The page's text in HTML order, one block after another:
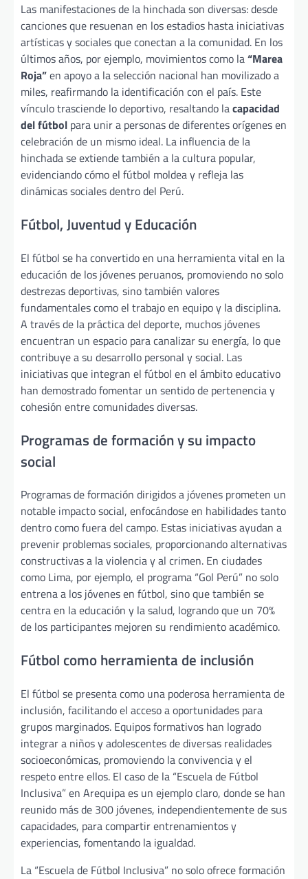
Las manifestaciones de la hinchada son diversas: desde
canciones que resuenan en los estadios hasta iniciativas
artísticas y sociales que conectan a la comunidad. En los
últimos años, por ejemplo, movimientos como la“Marea
Roja”en apoyo a la selección nacional han movilizado a
miles, reafirmando la identificación con el país. Este
vínculo trasciende lo deportivo, resaltando lacapacidad
del fútbol para unir a personas de diferentes orígenes en
celebración de un mismo ideal. La influencia de la
hinchada se extiende también a la cultura popular,
evidenciando cómo el fútbol moldea y refleja las
dinámicas sociales dentro del Perú.
Fútbol, Juventud y Educación
El fútbol se ha convertido en una herramienta vital en la
educación de los jóvenes peruanos, promoviendo no solo
destrezas deportivas, sino también valores
fundamentales como el trabajo en equipo y la disciplina.
A través de la práctica del deporte, muchos jóvenes
encuentran un espacio para canalizar su energía, lo que
contribuye a su desarrollo personal y social. Las
iniciativas que integran el fútbol en el ámbito educativo
han demostrado fomentar un sentido de pertenencia y
cohesión entre comunidades diversas.
Programas de formación y su impacto
social
Programas de formación dirigidos a jóvenes prometen un
notable impacto social, enfocándose en habilidades tanto
dentro como fuera del campo. Estas iniciativas ayudan a
prevenir problemas sociales, proporcionando alternativas
constructivas a la violencia y al crimen. En ciudades
como Lima, por ejemplo, el programa “Gol Perú” no solo
entrena a los jóvenes en fútbol, sino que también se
centra en la educación y la salud, logrando que un 70%
de los participantes mejoren su rendimiento académico.
Fútbol como herramienta de inclusión
El fútbol se presenta como una poderosa herramienta de
inclusión, facilitando el acceso a oportunidades para
grupos marginados. Equipos formativos han logrado
integrar a niños y adolescentes de diversas realidades
socioeconómicas, promoviendo la convivencia y el
respeto entre ellos. El caso de la “Escuela de Fútbol
Inclusiva” en Arequipa es un ejemplo claro, donde se han
reunido más de 300 jóvenes, independientemente de sus
capacidades, para compartir entrenamientos y
experiencias, fomentando la igualdad.
La “Escuela de Fútbol Inclusiva” no solo ofrece formación